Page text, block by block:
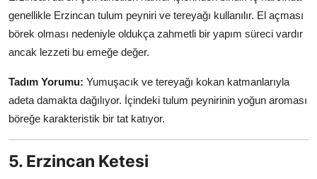
genellikle Erzincan tulum peyniri ve tereyağı kullanılır. El açması
börek olması nedeniyle oldukça zahmetli bir yapım süreci vardır
ancak lezzeti bu emeğe değer.
Tadım Yorumu: Yumuşacık ve tereyağı kokan katmanlarıyla
adeta damakta dağılıyor. İçindeki tulum peynirinin yoğun aroması
böreğe karakteristik bir tat katıyor.
5. Erzincan Ketesi